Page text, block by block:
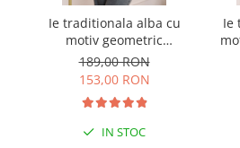
Ie traditionala alba cu
motiv geometric
multicolor Diana
189,00 RON
153,00 RON
IN STOC
Ie